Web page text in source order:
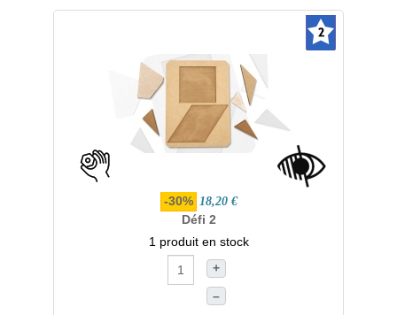
-30% 18,20 €
Défi 2
1 produit en stock
+
–